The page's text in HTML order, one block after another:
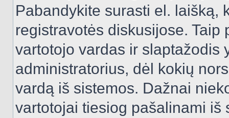
Pabandykite surasti el. laišką,
registravotės diskusijose.
vartotojo vardas ir slaptažodis
administratorius, dėl kokių
vardą iš sistemos. Dažnai
vartotojai tiesiog pašalinami iš